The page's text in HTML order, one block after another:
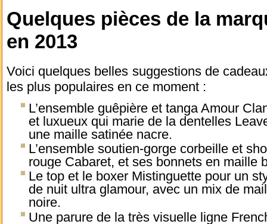
Quelques pièces de la
en 2013
Voici quelques belles suggestions de
les plus populaires en ce moment :
L’ensemble guêpière et tanga Amour
et luxueux qui marie de la dentelles
une maille satinée nacre.
L’ensemble soutien-gorge corbeille et
rouge Cabaret, et ses bonnets en maille
Le top et le boxer Mistinguette pour un
de nuit ultra glamour, avec un mix de
noire.
Une parure de la très visuelle ligne